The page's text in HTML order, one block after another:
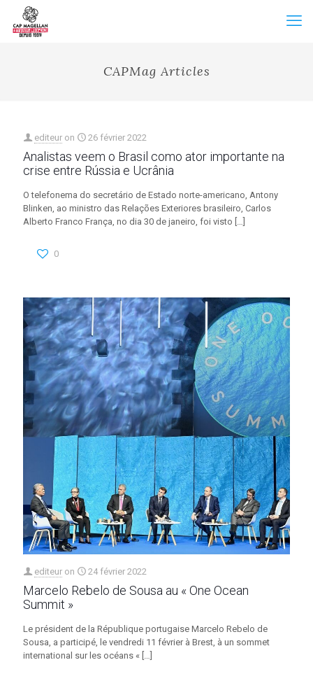
CAPMag Articles
editeur on 26 février 2022
Analistas veem o Brasil como ator importante na
crise entre Rússia e Ucrânia
O telefonema do secretário de Estado norte-americano, Antony
Blinken, ao ministro das Relações Exteriores brasileiro, Carlos
Alberto Franco França, no dia 30 de janeiro, foi visto […]
0
editeur on 24 février 2022
Marcelo Rebelo de Sousa au « One Ocean
Summit »
Le président de la République portugaise Marcelo Rebelo de
Sousa, a participé, le vendredi 11 février à Brest, à un sommet
international sur les océans « […]